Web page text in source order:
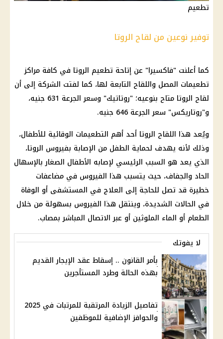
تطعيم
توفير نوعين من لقاح الروتا
كما أعلنت "فاكسيرا" عن إتاحة تطعيم الروتا في كافة مراكز
تطعيمات المصل واللقاح التابعة لها، كما لفتت الشركة إلى أن
لقاح الروتا متاح بنوعيه؛ "روتاتيك" وسعر الجرعة 631 جنيه،
و"روتاريكس" سعر الجرعة 646 جنيه.
ويُعد هذا اللقاح الروتا أحد أهم التطعيمات الوقائية للأطفال،
وذلك لأنه يهدف لحماية الطفل من الإصابة بفيروس الروتا،
الذي يعد هو السبب الرئيسي لإصابه الأطفال الصغار بالإسهال
الحاد والجفاف، حيث يتسبب هذا الفيروس في مضاعفات
خطيرة قد تصل للحاجة إلى العلاج في المستشفى أو الوفاة
في الحالات الشديدة، وينتقل هذا الفيروس بسهولة من خلال
الطعام أو الماء الملوثين أو عبر الاتصال المباشر بمصاب.
لا يفوتك
بأمر القانون .. إسقاط عقد الإيجار القديم
بهذه الحالة وطرد المستأجرين
تفاصيل الزيادة المرتقبة للمرتبات في 2025
والحوافز الإضافية للموظفين